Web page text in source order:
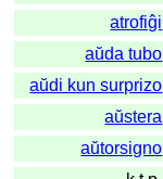
atrofiĝi
aŭda tubo
aŭdi kun surprizo
aŭstera
aŭtorsigno